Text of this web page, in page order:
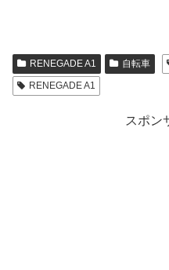
er e
b
RENEGADE A1 自転車
RENEGADE A1
スポン